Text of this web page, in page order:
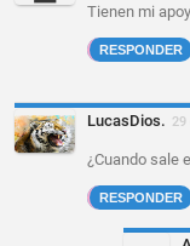
Tienen mi
RESPONDER
LucasDios. 29
¿Cuando sale
RESPONDER